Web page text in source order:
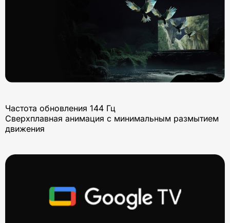
Частота обновления 144 Гц
Сверхплавная анимация с минимальным размытием
движения